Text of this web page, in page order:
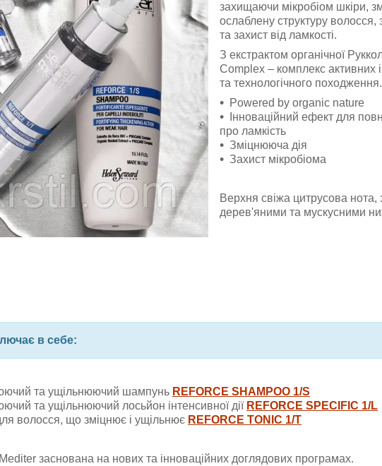
захищаючи мікробіом шкіри,
ослаблену структуру
та захист від ламкості.
З екстрактом органічної
Complex – комплекс активних
та технологічного походження.
Powered by organic nature
Інноваційний ефект для
про ламкість
Зміцнююча дія
Захист мікробіома
Верхня свіжа цитрусова нота,
дерев'яними та мускусними
в себе:
та ущільнюючий шампунь REFORCE SHAMPOO 1/S
та ущільнюючий лосьйон інтенсивної дії REFORCE SPECIFIC 1/L
волосся, що зміцнює і ущільнює REFORCE TONIC 1/T
заснована на нових та інноваційних доглядових програмах.